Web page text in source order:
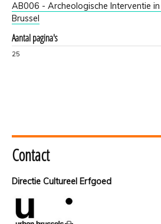
AB006 - Archeologische Interventie
Brussel
Aantal pagina's
25
Contact
Directie Cultureel Erfgoed